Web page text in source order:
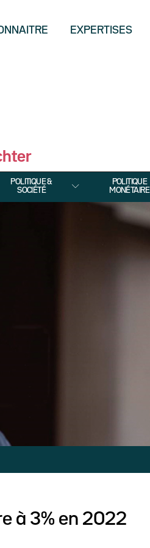
EXPERTISES
POLITIQUE &
SOCIÉTÉ
POLITIQUE
MONÉTAIRE
à 3% en 2022